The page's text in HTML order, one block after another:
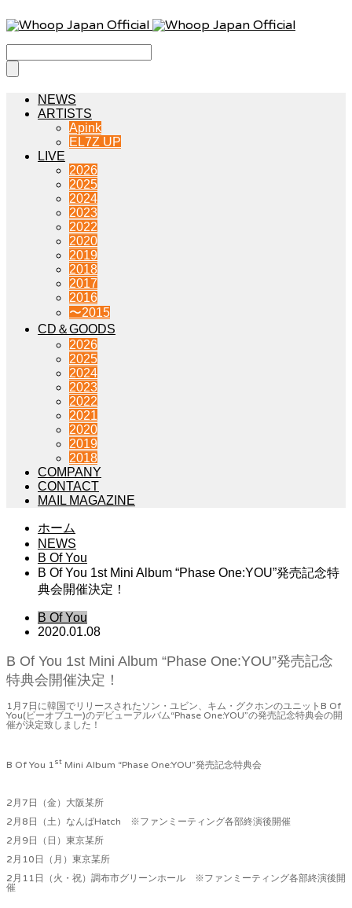
NEWS
ARTISTS
Apink
EL7Z UP
LIVE
2026
2025
2024
2023
2022
2020
2019
2018
2017
2016
〜2015
CD＆GOODS
2026
2025
2024
2023
2022
2021
2020
2019
2018
COMPANY
CONTACT
MAIL MAGAZINE
ホーム
NEWS
B Of You
B Of You 1st Mini Album “Phase One:YOU”発売記念特
典会開催決定！
B Of You
2020.01.08
B Of You 1st Mini Album “Phase One:YOU”発売記念
特典会開催決定！
1月7日に韓国でリリースされたソン・ユビン、キム・グクホンのユニットB Of
You(ビーオブユー)のデビューアルバム“Phase One:YOU”の発売記念特典会の開
催が決定致しました！
B Of You 1st Mini Album “Phase One:YOU”発売記念特典会
2月7日（金）大阪某所
2月8日（土）なんばHatch ※ファンミーティング各部終演後開催
2月9日（日）東京某所
2月10日（月）東京某所
2月11日（火・祝）調布市グリーンホール ※ファンミーティング各部終演後開
催